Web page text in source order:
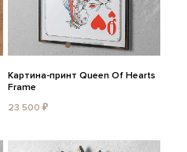
Картина-принт Queen Of Hearts
Frame
23 500 ₽